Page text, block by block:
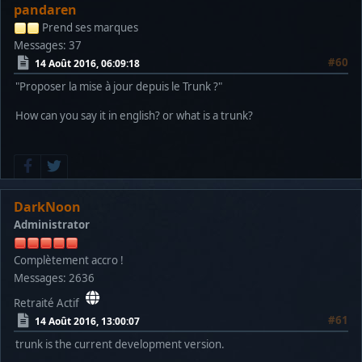
pandaren
Prend ses marques
Messages: 37
14 Août 2016, 06:09:18
#60
"Proposer la mise à jour depuis le Trunk ?"
How can you say it in english? or what is a trunk?
DarkNoon
Administrator
Complètement accro !
Messages: 2636
Retraité Actif
14 Août 2016, 13:00:07
#61
trunk is the current development version.